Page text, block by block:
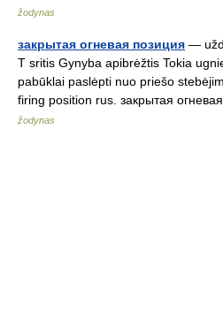
žodynas
закрытая огневая позиция —
T sritis Gynyba apibrėžtis Tokia
pabūklai paslėpti nuo priešo
firing position rus. закрытая
žodynas